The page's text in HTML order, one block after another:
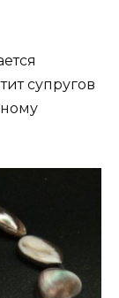
супругов